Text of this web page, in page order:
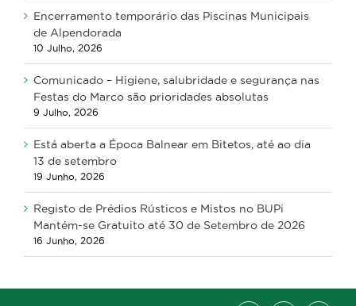
Encerramento temporário das Piscinas Municipais
de Alpendorada
10 Julho, 2026
Comunicado – Higiene, salubridade e segurança nas
Festas do Marco são prioridades absolutas
9 Julho, 2026
Está aberta a Época Balnear em Bitetos, até ao dia
13 de setembro
19 Junho, 2026
Registo de Prédios Rústicos e Mistos no BUPi
Mantém-se Gratuito até 30 de Setembro de 2026
16 Junho, 2026